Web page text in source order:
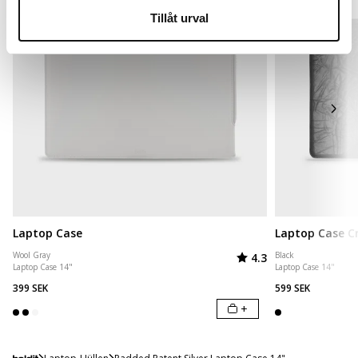
Tillåt urval
Laptop Case
Wool Gray
Laptop Case 14"
Bewertung:
4.3von 5 Sternen
399 SEK
+
Laptop Case
Black
Laptop Case 14"
599 SEK